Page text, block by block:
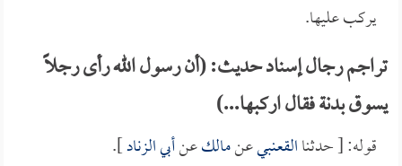
يركب عليها.
تراجم رجال إسناد حديث: (أن رسول الله رأى رجلاً
يسوق بدنة فقال اركبها...)
قوله: [ حدثناالقعنبيعنمالكعنأبي الزناد].